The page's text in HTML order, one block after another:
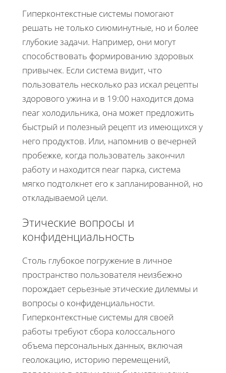
Гиперконтекстные системы помогают
решать не только сиюминутные, но и более
глубокие задачи. Например, они могут
способствовать формированию здоровых
привычек. Если система видит, что
пользователь несколько раз искал рецепты
здорового ужина и в 19:00 находится дома
near холодильника, она может предложить
быстрый и полезный рецепт из имеющихся у
него продуктов. Или, напомнив о вечерней
пробежке, когда пользователь закончил
работу и находится near парка, система
мягко подтолкнет его к запланированной, но
откладываемой цели.
Этические вопросы и
конфиденциальность
Столь глубокое погружение в личное
пространство пользователя неизбежно
порождает серьезные этические дилеммы и
вопросы о конфиденциальности.
Гиперконтекстные системы для своей
работы требуют сбора колоссального
объема персональных данных, включая
геолокацию, историю перемещений,